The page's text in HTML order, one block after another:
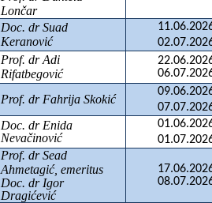
Lončar
Doc. dr Suad
Keranović
Prof. dr Adi
Rifatbegović
Prof. dr Fahrija Skokić
Doc. dr Enida
Nevačinović
Prof. dr Sead
Ahmetagić, emeritus
Doc. dr Igor
Dragićević